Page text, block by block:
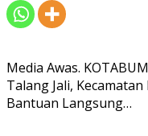
Media Awas.
Talang Jali,
Bantuan Langsung…